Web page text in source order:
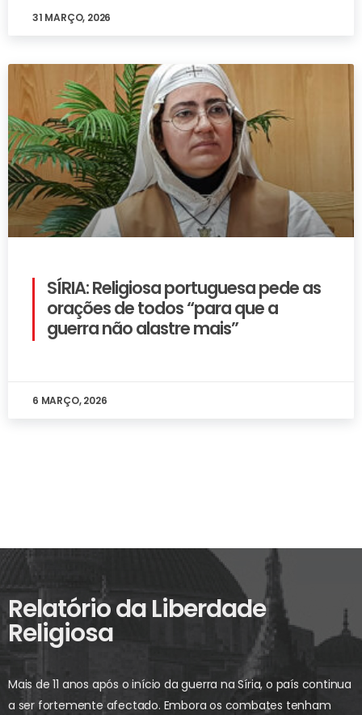
31 MARÇO, 2026
SÍRIA: Religiosa portuguesa pede as
orações de todos “para que a
guerra não alastre mais”
6 MARÇO, 2026
Relatório da Liberdade
Religiosa
Mais de 11 anos após o início da guerra na Síria, o país continua
a ser fortemente afectado. Embora os combates tenham